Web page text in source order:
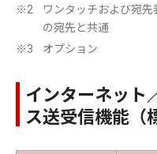
※2
ワンタッチおよび宛
の宛先と共通
※3 オプション
インターネット
ス送受信機能（